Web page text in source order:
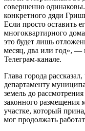
совершенно
конкретного дяди
Если просто оставить
многоквартирного
это будет лишь
месяц, два или год»,
Телеграм-канале.
Глава города
департаменту
земель до
законного размещения
участке, который
мог продолжать